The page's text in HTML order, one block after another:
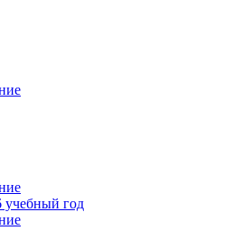
учебный год